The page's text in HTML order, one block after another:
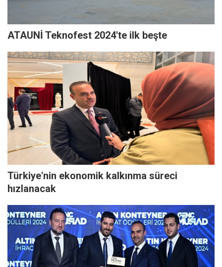
ATAUNİ Teknofest 2024'te ilk beşte
Türkiye'nin ekonomik kalkınma süreci
hızlanacak